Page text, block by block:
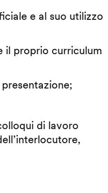
e al suo utilizzo
il proprio curriculum
di lavoro